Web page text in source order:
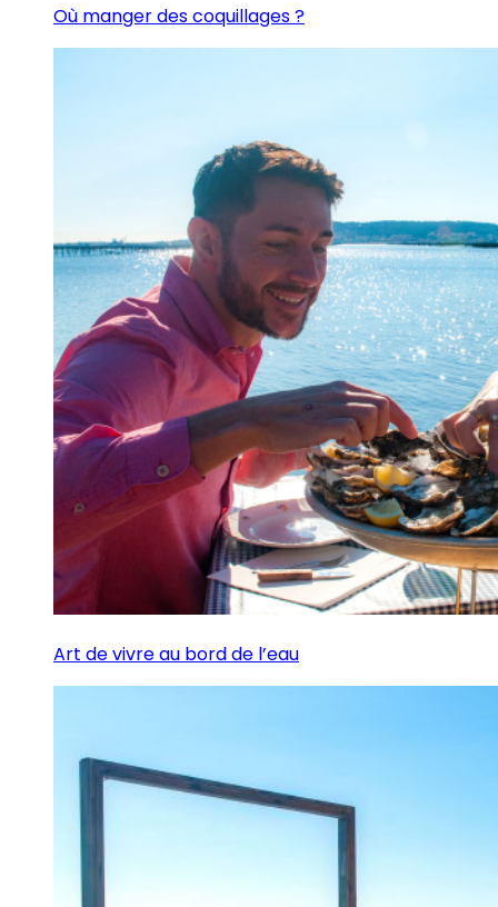
Où manger des coquillages ?
Art de vivre au bord de l’eau